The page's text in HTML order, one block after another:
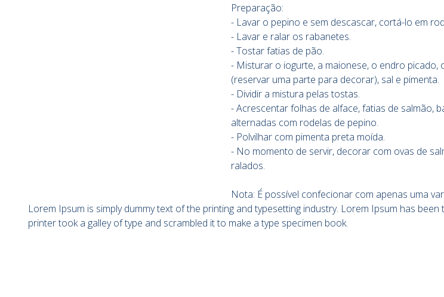
Preparação:
- Lavar o pepino e sem descascar, cortá-lo em
- Lavar e ralar os rabanetes.
- Tostar fatias de pão.
- Misturar o iogurte, a maionese, o endro picado,
(reservar uma parte para decorar), sal e pimenta.
- Dividir a mistura pelas tostas.
- Acrescentar folhas de alface, fatias de salmão,
alternadas com rodelas de pepino.
- Polvilhar com pimenta preta moída.
- No momento de servir, decorar com ovas de
ralados.
Nota: É possível confecionar com apenas uma
Lorem Ipsum is simply dummy text of the printing and typesetting industry. Lorem Ipsum has
printer took a galley of type and scrambled it to make a type specimen book.